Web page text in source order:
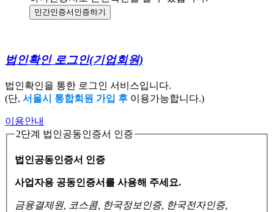
민간인증서 인증하기
법인확인 로그인(기업회원)
법인확인을 통한 로그인 서비스입니다.
(단, 서울시 통합회원 가입 후 이용가능합니다.)
이용안내
2단계 법인공동인증서 인증
법인공동인증서 인증
사업자용 공동인증서를 사용해 주세요.
금융결제원, 코스콤, 한국정보인증, 한국전자인증,